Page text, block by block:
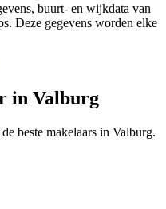
buurt- en wijkdata van
Deze gegevens worden elke
in Valburg
beste makelaars in Valburg.